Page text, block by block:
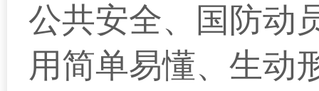
公共安全、国防动
用简单易懂、生动